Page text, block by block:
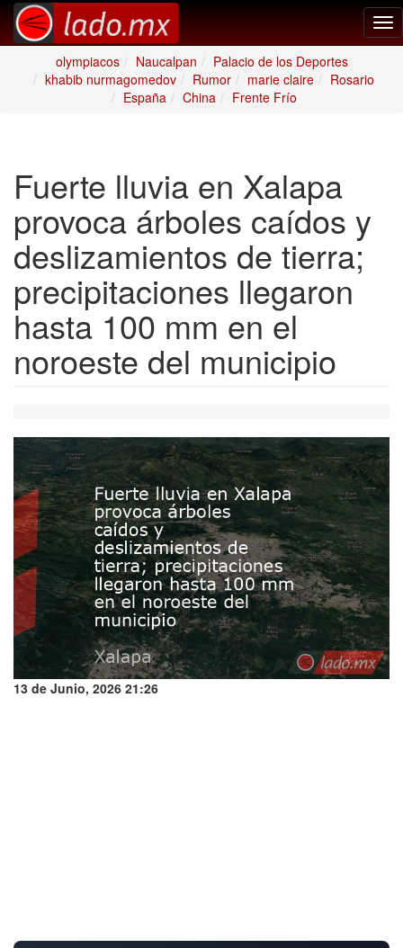
olympiacos
Naucalpan
Palacio de los Deportes
khabib nurmagomedov
Rumor marie claire
Rosario
España
China Frente Frío
Fuerte lluvia en Xalapa
provoca árboles caídos y
deslizamientos de tierra;
precipitaciones llegaron
hasta 100 mm en el
noroeste del municipio
13 de Junio, 2026 21:26